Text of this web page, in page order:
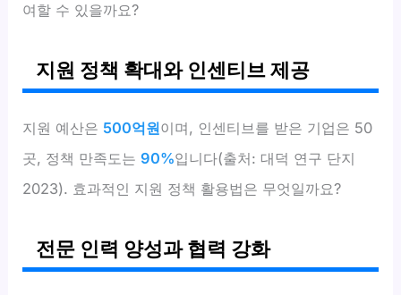
여할 수 있을까요?
지원 정책 확대와 인센티브 제공
지원 예산은 500억원이며, 인센티브를 받은 기업은 50
곳, 정책 만족도는90%입니다(출처: 대덕 연구 단지
2023). 효과적인 지원 정책 활용법은 무엇일까요?
전문 인력 양성과 협력 강화